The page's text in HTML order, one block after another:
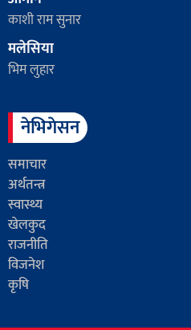
काशी राम सुनार
मलेसिया
भिम लुहार
नेभिगेसन
समाचार
अर्थतन्त्र
स्वास्थ्य
खेलकुद
राजनीति
विजनेश
कृषि